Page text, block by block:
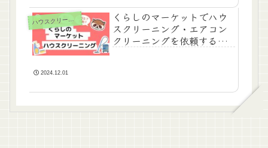
ハ
ウスクリーニング
くらしのマーケットでハウ
スクリーニング・エアコン
クリーニングを依頼するの
2024.12.01